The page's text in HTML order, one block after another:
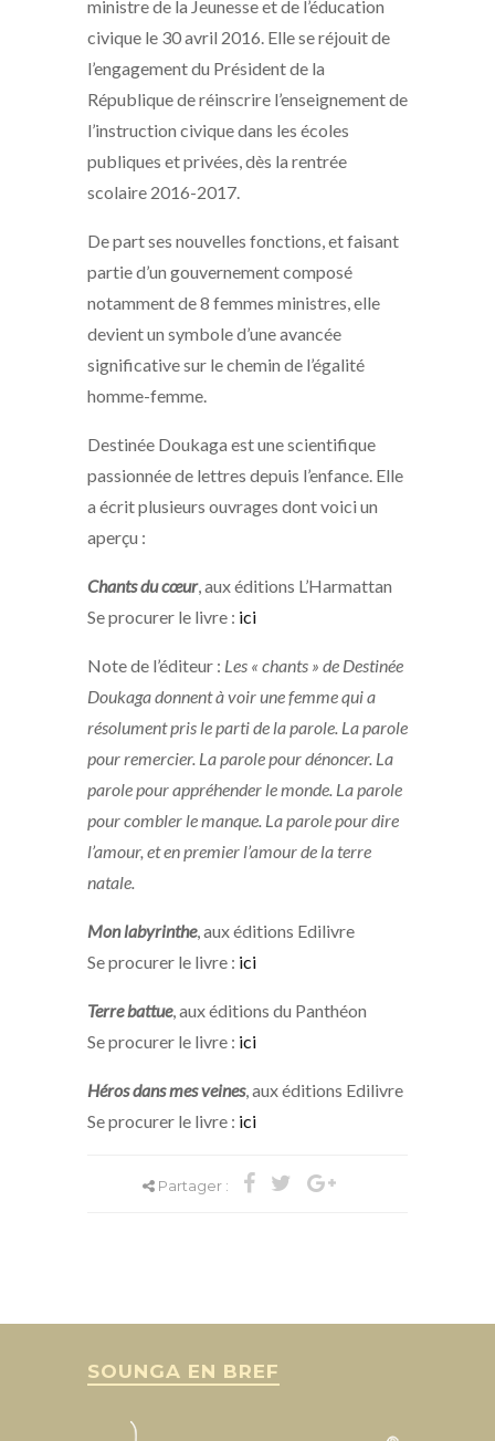
ministre de la Jeunesse et de l’éducation
civique le 30 avril 2016. Elle se réjouit de
l’engagement du Président de la
République de réinscrire l’enseignement de
l’instruction civique dans les écoles
publiques et privées, dès la rentrée
scolaire 2016-2017.
De part ses nouvelles fonctions, et faisant
partie d’un gouvernement composé
notamment de 8 femmes ministres, elle
devient un symbole d’une avancée
significative sur le chemin de l’égalité
homme-femme.
Destinée Doukaga est une scientifique
passionnée de lettres depuis l’enfance. Elle
a écrit plusieurs ouvrages dont voici un
aperçu :
Chants du cœur, aux éditions L’Harmattan
Se procurer le livre : ici
Note de l’éditeur : Les « chants » de Destinée
Doukaga donnent à voir une femme qui a
résolument pris le parti de la parole. La parole
pour remercier. La parole pour dénoncer. La
parole pour appréhender le monde. La parole
pour combler le manque. La parole pour dire
l’amour, et en premier l’amour de la terre
natale.
Mon labyrinthe, aux éditions Edilivre
Se procurer le livre : ici
Terre battue, aux éditions du Panthéon
Se procurer le livre : ici
Héros dans mes veines, aux éditions Edilivre
Se procurer le livre : ici
Partager :
SOUNGA EN BREF